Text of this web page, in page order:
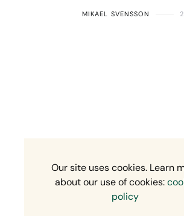
MIKAEL SVENSSON
Our site uses cookies. Learn
about our use of cookies:
policy